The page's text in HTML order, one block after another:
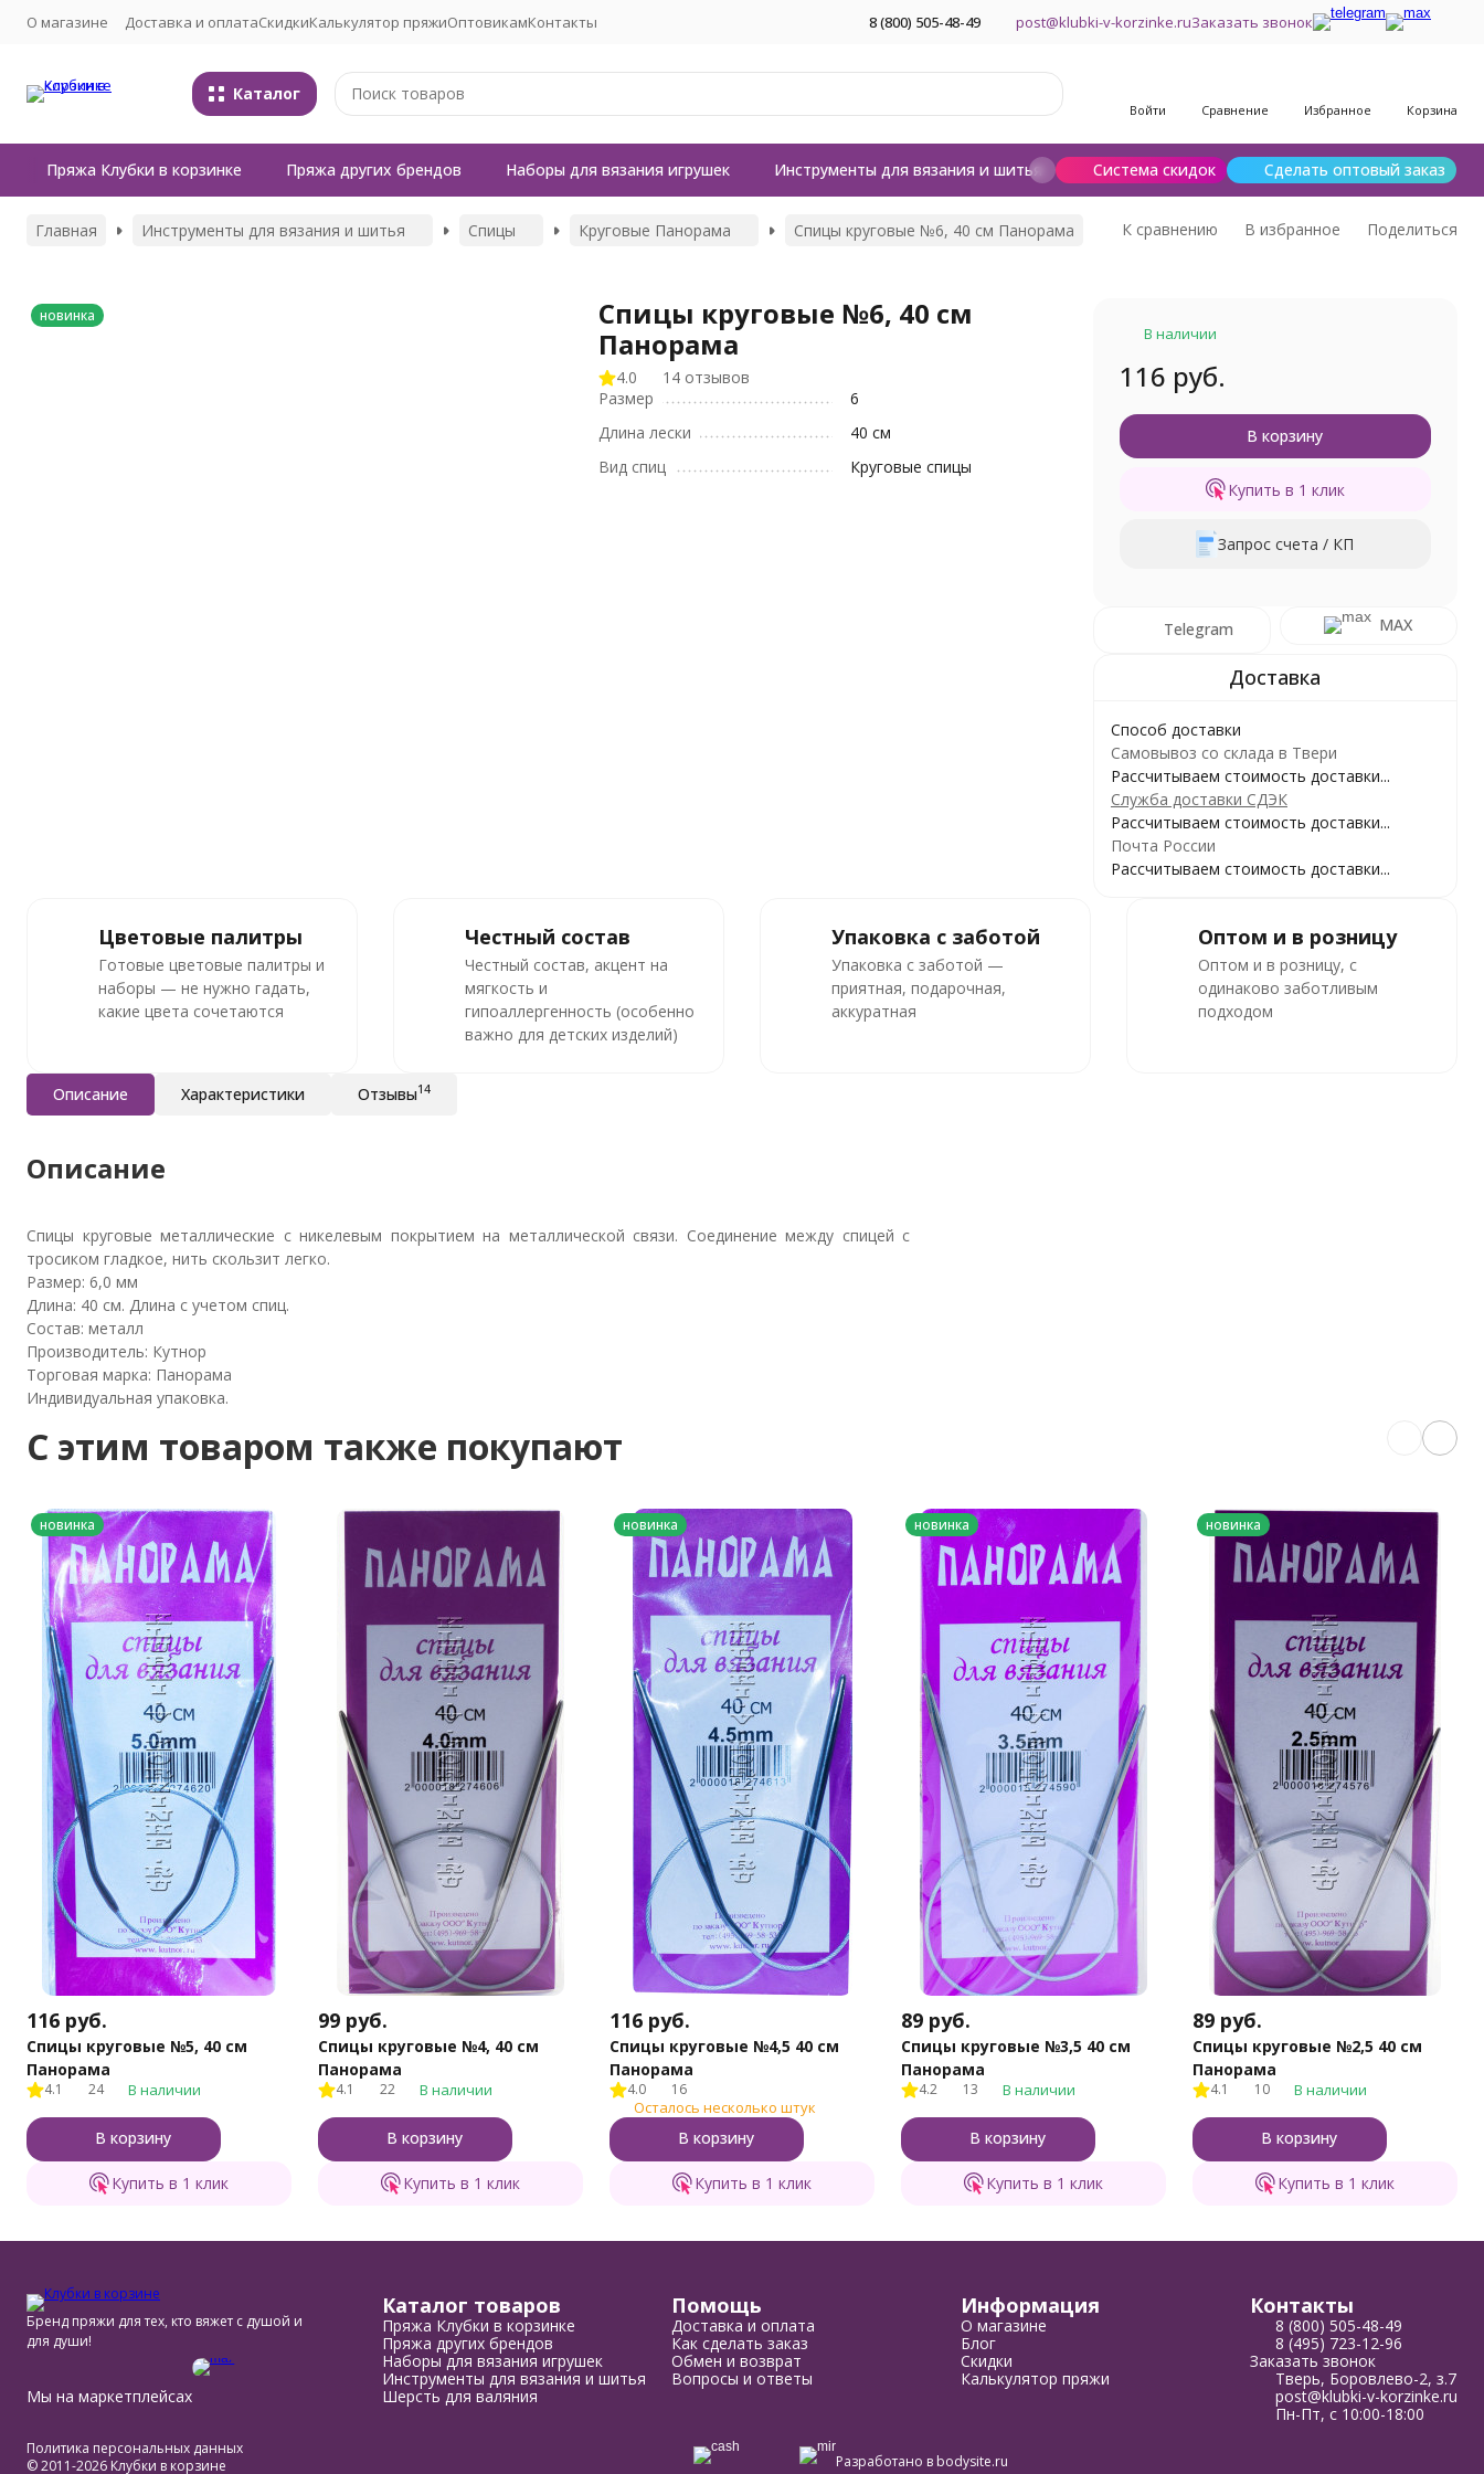
О магазине Доставка и оплатаСкидкиКалькулятор пряжиОптовикамКонтакты 8 (800) 505-48-49 post@klubki-v-korzinke.ruЗаказать звонок
Каталог
Войти Сравнение Избранное Корзина
Система скидок Сделать оптовый заказ
Пряжа Клубки в корзинке Пряжа других брендов Наборы для вязания игрушек Инструменты для вязания и шитья Шерсть для валяния
Главная Инструменты для вязания и шитья Спицы Круговые Панорама Спицы круговые №6, 40 см Панорама К сравнению В избранное Поделиться
новинка
Спицы круговые №6, 40 см
Панорама
4.0
14 отзывов
Размер
6
Длина лески
40 см
Вид спиц
Круговые спицы
В наличии
116 руб.
В корзину
Купить в 1 клик
Запрос счета / КП
Telegram MAX
Способ доставки
Самовывоз со склада в Твери
Рассчитываем стоимость доставки...
Служба доставки СДЭК
Рассчитываем стоимость доставки...
Почта России
Рассчитываем стоимость доставки...
Цветовые палитры
Готовые цветовые палитры и
наборы — не нужно гадать,
какие цвета сочетаются
Честный состав
Честный состав, акцент на
мягкость и
гипоаллергенность (особенно
важно для детских изделий)
Упаковка с заботой
Упаковка с заботой —
приятная, подарочная,
аккуратная
Оптом и в розницу
Оптом и в розницу, с
одинаково заботливым
подходом
Описание Характеристики Отзывы14
Описание
Спицы круговые металлические с никелевым покрытием на металлической связи. Соединение между спицей с
тросиком гладкое, нить скользит легко.
Размер: 6,0 мм
Длина: 40 см. Длина с учетом спиц.
Состав: металл
Производитель: Кутнор
Торговая марка: Панорама
Индивидуальная упаковка.
C этим товаром также покупают
новинка
116 руб.
Спицы круговые №5, 40 см
Панорама
4.1 24 В наличии
В корзину
Купить в 1 клик
99 руб.
Спицы круговые №4, 40 см
Панорама
4.1 22 В наличии
В корзину
Купить в 1 клик
новинка
116 руб.
Спицы круговые №4,5 40 см
Панорама
4.0 16
Осталось несколько штук
В корзину
Купить в 1 клик
новинка
89 руб.
Спицы круговые №3,5 40 см
Панорама
4.2 13 В наличии
В корзину
Купить в 1 клик
новинка
89 руб.
Спицы круговые №2,5 40 см
Панорама
4.1 10 В наличии
В корзину
Купить в 1 клик
Бренд пряжи для тех, кто вяжет с душой и
для души!
Мы на маркетплейсах
Каталог товаров
Пряжа Клубки в корзинке
Пряжа других брендов
Наборы для вязания игрушек
Инструменты для вязания и шитья
Шерсть для валяния
Помощь
Доставка и оплата
Как сделать заказ
Обмен и возврат
Вопросы и ответы
Информация
О магазине
Блог
Скидки
Калькулятор пряжи
Контакты
8 (800) 505-48-49
8 (495) 723-12-96
Заказать звонок
Тверь, Боровлево-2, з.7
post@klubki-v-korzinke.ru
Пн-Пт, с 10:00-18:00
Политика персональных данных
© 2011-2026 Клубки в корзине
Разработано в bodysite.ru